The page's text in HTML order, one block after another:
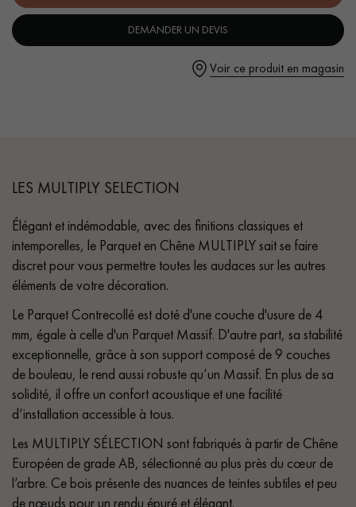
Demandez un rendez-vous personnalisé
DEMANDER UN DEVIS
Voir ce produit en magasin
LES MULTIPLY SELECTION
Élégant et indémodable, avec des finitions classiques et
intemporelles, le Parquet en Chêne MULTIPLY sait se faire
discret pour vous permettre toutes les audaces sur les autres
éléments de votre décoration.
Le Parquet Contrecollé est doté d'une couche d'usure de 4
mm, égale à celle d'un Parquet Massif. D'autre part, sa stabilité
exceptionnelle, grâce à son support composé de 9 couches
de bouleau, le rend aussi robuste qu’un Massif. En plus de sa
solidité, il offre un confort acoustique et une facilité
d’installation accessible à tous.
Les MULTIPLY SÉLECTION sont fabriqués à partir de Chêne
Européen de grade AB, sélectionné au plus près du cœur de
l’arbre. Ce bois présente des nuances de teintes subtiles et peu
de nœuds pour un rendu épuré et élégant.